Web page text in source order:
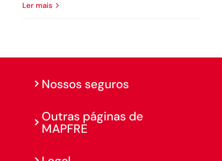
ler mais
Nossos seguros
Outras páginas de
MAPFRE